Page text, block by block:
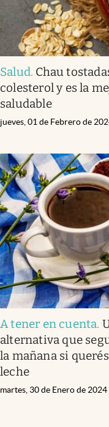
Salud. Chau
colesterol y es la
saludable
jueves, 01 de Febrero de
A tener en cuenta.
alternativa que
la mañana si
leche
martes, 30 de Enero de 2024